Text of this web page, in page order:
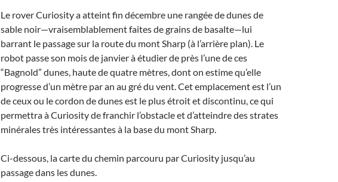
Le rover Curiosity a atteint fin décembre une rangée de dunes de
sable noir—vraisemblablement faites de grains de basalte—lui
barrant le passage sur la route du mont Sharp (à l’arrière plan). Le
robot passe son mois de janvier à étudier de près l’une de ces
“Bagnold” dunes, haute de quatre mètres, dont on estime qu’elle
progresse d’un mètre par an au gré du vent. Cet emplacement est l’un
de ceux ou le cordon de dunes est le plus étroit et discontinu, ce qui
permettra à Curiosity de franchir l’obstacle et d’atteindre des strates
minérales très intéressantes à la base du mont Sharp.
Ci-dessous, la carte du chemin parcouru par Curiosity jusqu’au
passage dans les dunes.